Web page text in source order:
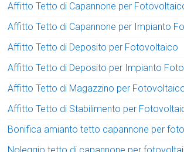
Affitto Tetto di Capannone per
Affitto Tetto di Capannone per Impianto
Affitto Tetto di Deposito per Fotovoltaico
Affitto Tetto di Deposito per Impianto
Affitto Tetto di Magazzino per
Affitto Tetto di Stabilimento per
Bonifica amianto tetto capannone per